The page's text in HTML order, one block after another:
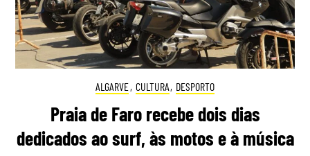
ALGARVE, CULTURA, DESPORTO
Praia de Faro recebe dois dias
dedicados ao surf, às motos e à música